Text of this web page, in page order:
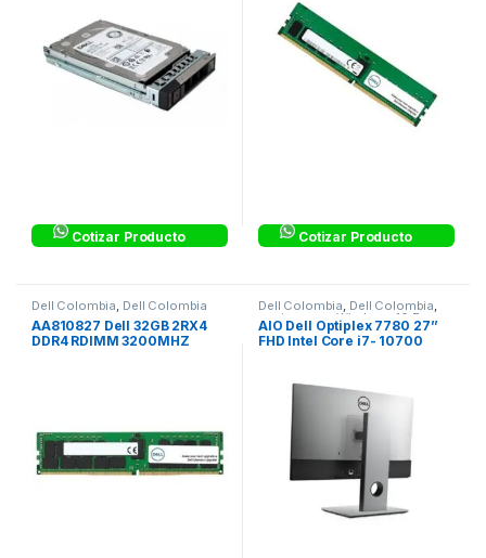
Cotizar Producto Cotizar Producto
Dell Colombia, Dell Colombia
AA810827 Dell 32GB 2RX4
DDR4 RDIMM 3200MHZ
Dell Colombia, Dell Colombia,
equipos con Windows 10 Pro
AIO Dell Optiplex 7780 27’’
FHD Intel Core i7- 10700